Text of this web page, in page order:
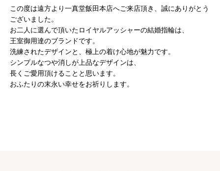
この度は遠方より一真堂飯田本店へご来店頂き、誠にありがとう
ございました。
お二人に選んで頂いたロイヤルアッシャーの結婚指輪は、
王室御用達のブランドです。
洗練されたデザインと、極上の着け心地が魅力です。
シンプルなつや消しが上品なデザインは、
長くご愛用頂けることと思います。
おふたりの末永い幸せをお祈りします。